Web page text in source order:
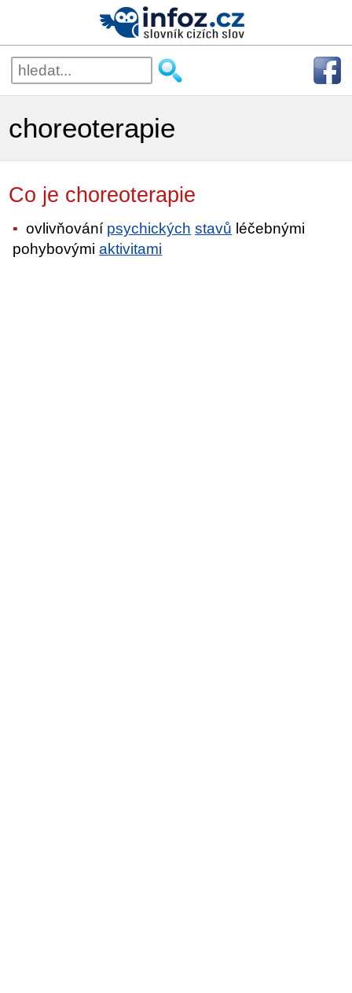
choreoterapie
Co je choreoterapie
ovlivňování psychických stavů léčebnými
pohybovýmiaktivitami